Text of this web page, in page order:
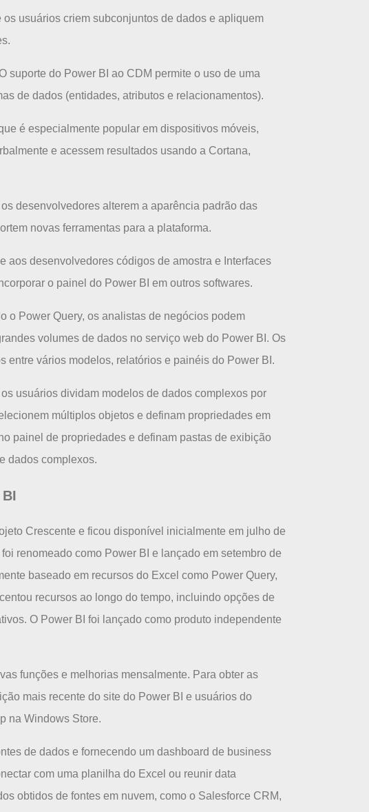
os usuários criem subconjuntos de dados e apliquem
suporte do Power BI ao CDM permite o uso de uma
de dados (entidades, atributos e relacionamentos).
é especialmente popular em dispositivos móveis,
e acessem resultados usando a Cortana,
desenvolvedores alterem a aparência padrão das
novas ferramentas para a plataforma.
aos desenvolvedores códigos de amostra e Interfaces
o painel do Power BI em outros softwares.
o Power Query, os analistas de negócios podem
volumes de dados no serviço web do Power BI. Os
entre vários modelos, relatórios e painéis do Power BI.
os usuários dividam modelos de dados complexos por
múltiplos objetos e definam propriedades em
painel de propriedades e definam pastas de exibição
dados complexos.
Crescente e ficou disponível inicialmente em julho de
renomeado como Power BI e lançado em setembro de
baseado em recursos do Excel como Power Query,
recursos ao longo do tempo, incluindo opções de
O Power BI foi lançado como produto independente
funções e melhorias mensalmente. Para obter as
mais recente do site do Power BI e usuários do
na Windows Store.
de dados e fornecendo um dashboard de business
com uma planilha do Excel ou reunir data
obtidos de fontes em nuvem, como o Salesforce CRM,